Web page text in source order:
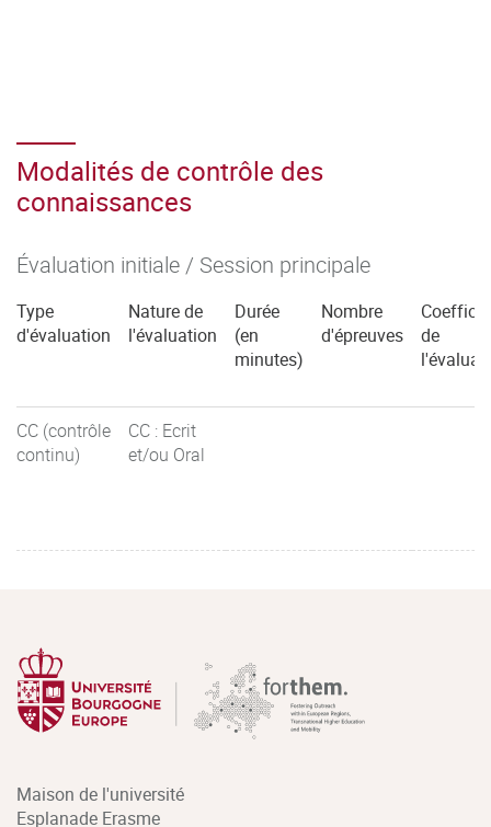
Modalités de contrôle des
connaissances
Évaluation initiale / Session principale
Type
d'évaluation
Nature de
l'évaluation
Durée
(en
minutes)
Nombre
d'épreuves
de
CC (contrôle
continu)
CC : Ecrit
et/ou Oral
Maison de l'université
Esplanade Erasme